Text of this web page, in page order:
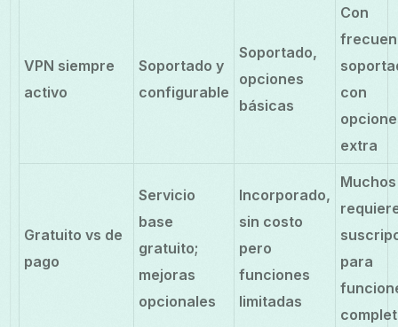
VPN siempre
activo
Soportado y
configurable
Soportado,
opciones
básicas
Con
con
extra
Gratuito vs de
pago
Servicio
base
gratuito;
mejoras
opcionales
Incorporado,
sin costo
pero
funciones
limitadas
Muchos
para